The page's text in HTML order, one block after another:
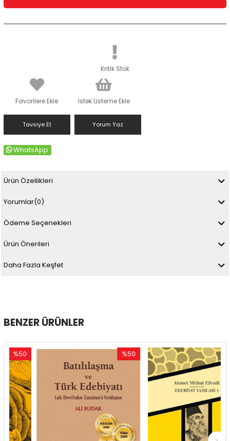
Kritik Stok
Favorilere Ekle İstek Listeme Ekle
Tavsiye Et Yorum Yaz
WhatsApp
Ürün Özellikleri
Yorumlar(0)
Ödeme Seçenekleri
Ürün Önerileri
Daha Fazla Keşfet
BENZER ÜRÜNLER
İndirim
%50